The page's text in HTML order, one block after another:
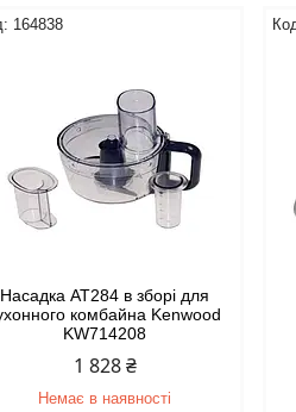
164838
Насадка AT284 в зборі для
комбайна Kenwood
KW714208
1 828 ₴
Немає в наявності